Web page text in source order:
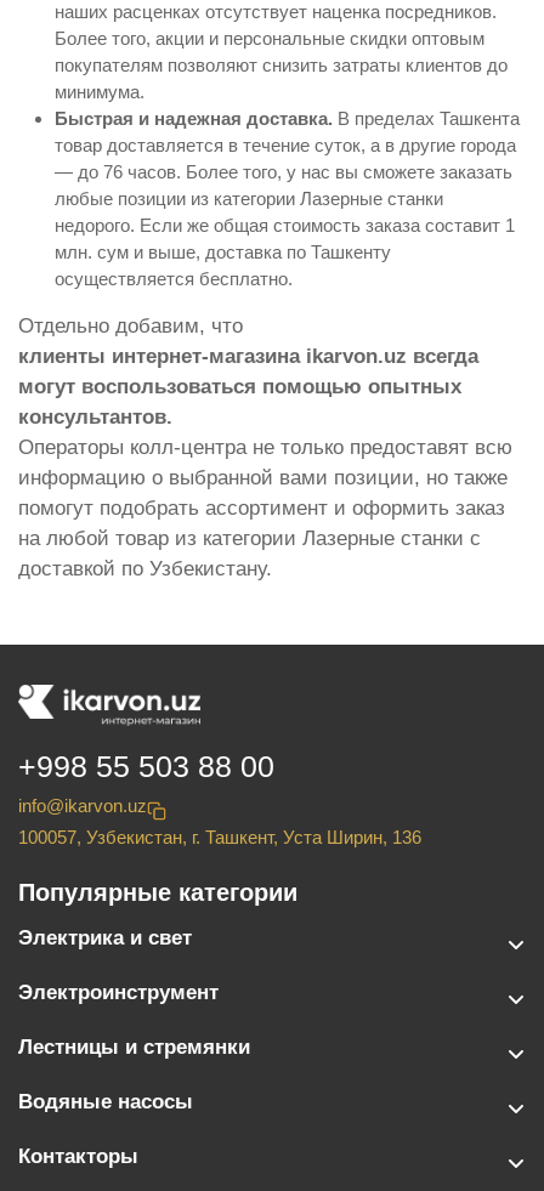
наших расценках отсутствует наценка посредников.
Более того, акции и персональные скидки оптовым
покупателям позволяют снизить затраты клиентов до
минимума.
Быстрая и надежная доставка. В пределах Ташкента
товар доставляется в течение суток, а в другие города
— до 76 часов. Более того, у нас вы сможете заказать
любые позиции из категории Лазерные станки
недорого. Если же общая стоимость заказа составит 1
млн. сум и выше, доставка по Ташкенту
осуществляется бесплатно.
Отдельно добавим, что
клиенты интернет-магазина ikarvon.uz всегда
могут воспользоваться помощью опытных
консультантов.
Операторы колл-центра не только предоставят всю
информацию о выбранной вами позиции, но также
помогут подобрать ассортимент и оформить заказ
на любой товар из категории Лазерные станки с
доставкой по Узбекистану.
+998 55 503 88 00
info@ikarvon.uz
100057, Узбекистан, г. Ташкент, Уста Ширин, 136
Популярные категории
Электрика и свет
Электроинструмент
Лестницы и стремянки
Водяные насосы
Контакторы